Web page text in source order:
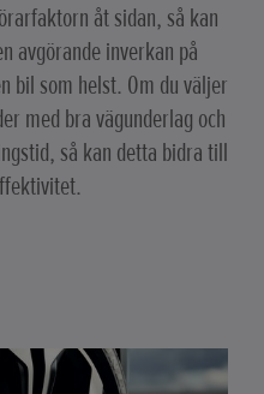
åt sidan, så kan
avgörande inverkan på
bil som helst. Om du väljer
med bra vägunderlag och
så kan detta bidra till